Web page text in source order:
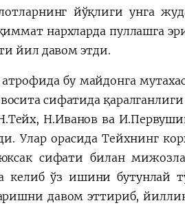
йўқлиги унга
нархларда пуллашга
йил давом этди.
бу майдонга
сифатида
Н.Иванов ва
Улар орасида Тейхнинг
сифати билан
келиб ўз ишини бутунлай
давом эттириб,